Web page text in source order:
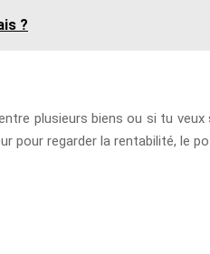
?
plusieurs biens ou si tu
pour regarder la rentabilité, le